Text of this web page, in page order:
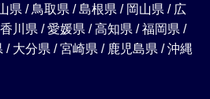
県 / 鳥取県 / 島根県 / 岡山県 / 広
川県 / 愛媛県 / 高知県 / 福岡県 /
/ 大分県 / 宮崎県 / 鹿児島県 / 沖縄